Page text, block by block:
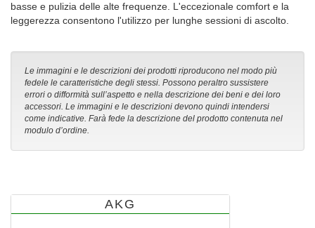
basse e pulizia delle alte frequenze. L'eccezionale comfort e la
leggerezza consentono l'utilizzo per lunghe sessioni di ascolto.
Le immagini e le descrizioni dei prodotti riproducono nel modo più
fedele le caratteristiche degli stessi. Possono peraltro sussistere
errori o difformità sull’aspetto e nella descrizione dei beni e dei loro
accessori. Le immagini e le descrizioni devono quindi intendersi
come indicative. Farà fede la descrizione del prodotto contenuta nel
modulo d’ordine.
AKG